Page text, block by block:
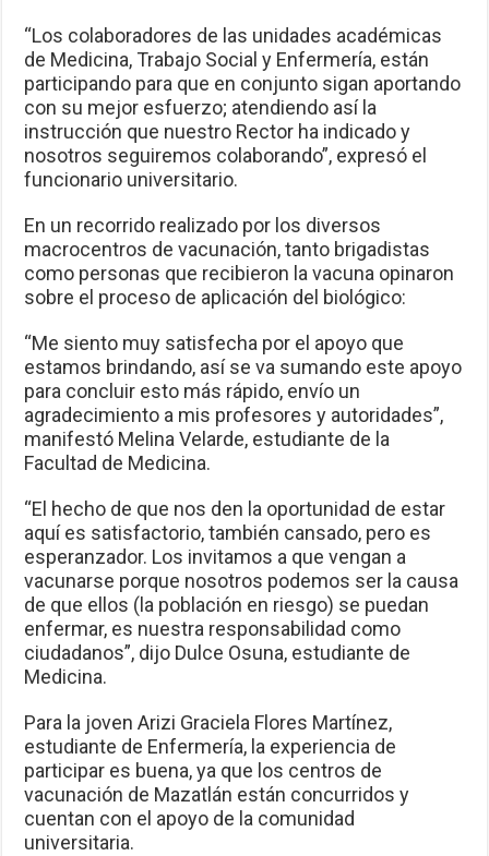
“Los colaboradores de las unidades académicas
de Medicina, Trabajo Social y Enfermería, están
participando para que en conjunto sigan aportando
con su mejor esfuerzo; atendiendo así la
instrucción que nuestro Rector ha indicado y
nosotros seguiremos colaborando”, expresó el
funcionario universitario.
En un recorrido realizado por los diversos
macrocentros de vacunación, tanto brigadistas
como personas que recibieron la vacuna opinaron
sobre el proceso de aplicación del biológico:
“Me siento muy satisfecha por el apoyo que
estamos brindando, así se va sumando este apoyo
para concluir esto más rápido, envío un
agradecimiento a mis profesores y autoridades”,
manifestó Melina Velarde, estudiante de la
Facultad de Medicina.
“El hecho de que nos den la oportunidad de estar
aquí es satisfactorio, también cansado, pero es
esperanzador. Los invitamos a que vengan a
vacunarse porque nosotros podemos ser la causa
de que ellos (la población en riesgo) se puedan
enfermar, es nuestra responsabilidad como
ciudadanos”, dijo Dulce Osuna, estudiante de
Medicina.
Para la joven Arizi Graciela Flores Martínez,
estudiante de Enfermería, la experiencia de
participar es buena, ya que los centros de
vacunación de Mazatlán están concurridos y
cuentan con el apoyo de la comunidad
universitaria.